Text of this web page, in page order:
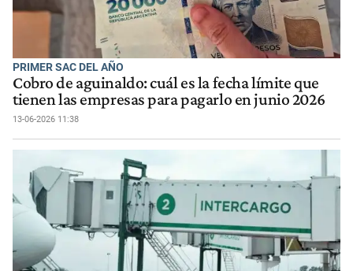
PRIMER SAC DEL AÑO
Cobro de aguinaldo: cuál es la fecha límite que
tienen las empresas para pagarlo en junio 2026
13-06-2026 11:38